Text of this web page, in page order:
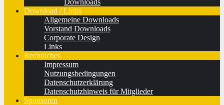
Downloads
Download / Links
Allgemeine Downloads
Vorstand Downloads
Corporate Design
Links
Rechtliches
Impressum
Nutzungsbedingungen
Datenschutzerklärung
Datenschutzhinweis für Mitglieder
Sponsoren